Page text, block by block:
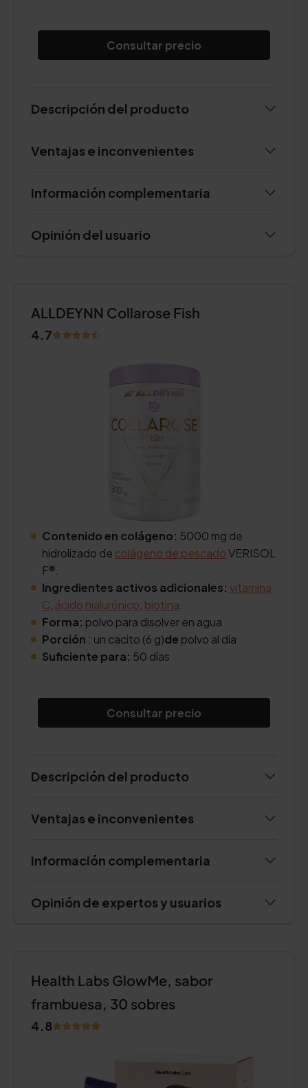
Consultar precio
Descripción del producto
Ventajas e inconvenientes
Información complementaria
Opinión del usuario
ALLDEYNN Collarose Fish
4.7
Contenido en colágeno: 5000 mg de
hidrolizado de colágeno de pescadoVERISOL
F®.
Ingredientes activos adicionales: vitamina
C ácido hialurónico biotina
Forma: polvo para disolver en agua
Porción : un cacito (6 g)de polvo al día
Suficiente para: 50 días
Consultar precio
Descripción del producto
Ventajas e inconvenientes
Información complementaria
Opinión de expertos y usuarios
Health Labs GlowMe, sabor
frambuesa, 30 sobres
4.8